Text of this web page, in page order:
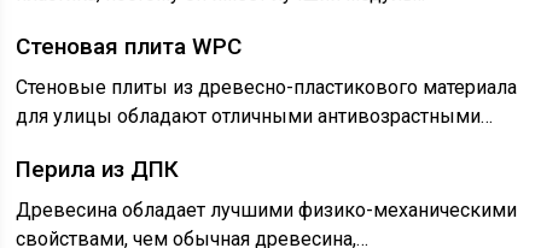
Стеновая плита WPC
Стеновые плиты из древесно-пластикового материала
для улицы обладают отличными антивозрастными…
Перила из ДПК
Древесина обладает лучшими физико-механическими
свойствами, чем обычная древесина,…